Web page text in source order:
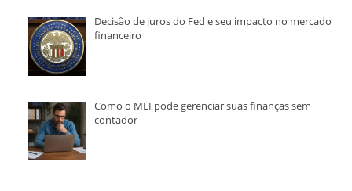
Decisão de juros do Fed e seu impacto no mercado
financeiro
Como o MEI pode gerenciar suas finanças sem
contador